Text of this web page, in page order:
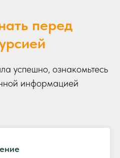
перед
успешно, ознакомьтесь
информацией